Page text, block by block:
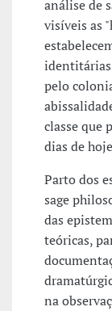
análise de
visíveis as
identitárias
pelo
classe que
dias de
Parto dos
sage
das
teóricas,
na